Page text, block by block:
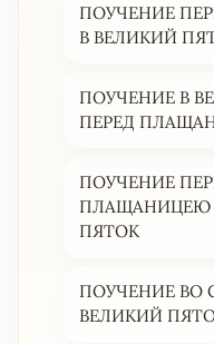
ПОУЧЕНИЕ
В ВЕЛИКИЙ
ПОУЧЕНИЕ В
ПЕРЕД
ПОУЧЕНИЕ
ПЛАЩАНИЦЕЮ
ПЯТОК
ПОУЧЕНИЕ ВО
ВЕЛИКИЙ